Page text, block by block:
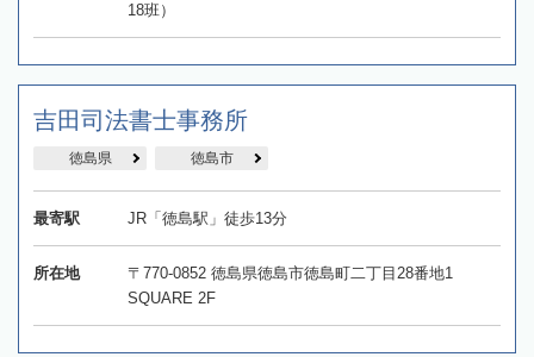
18班）
吉田司法書士事務所
徳島県 徳島市
最寄駅 JR「徳島駅」徒歩13分
所在地
〒770-0852 徳島県徳島市徳島町二丁目28番地1
SQUARE 2F